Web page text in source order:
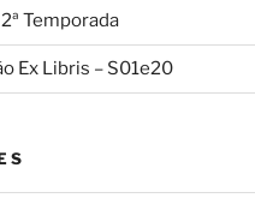
Temporada
Ex Libris – S01e20